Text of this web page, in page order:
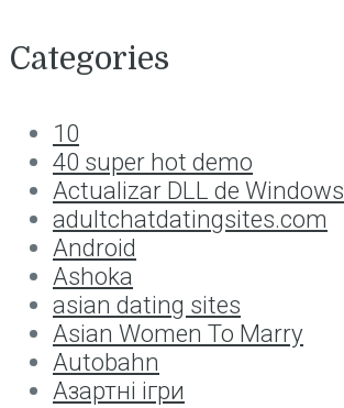
Categories
10
40 super hot demo
Actualizar DLL de Windows
adultchatdatingsites.com
Android
Ashoka
asian dating sites
Asian Women To Marry
Autobahn
Aзартні ігри